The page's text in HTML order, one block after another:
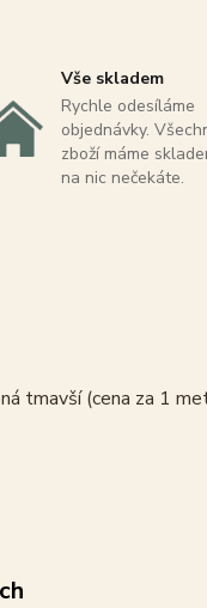
Vše skladem
Rychle odesíláme
objednávky.
zboží máme
na nic nečekáte.
tmavší (cena za 1